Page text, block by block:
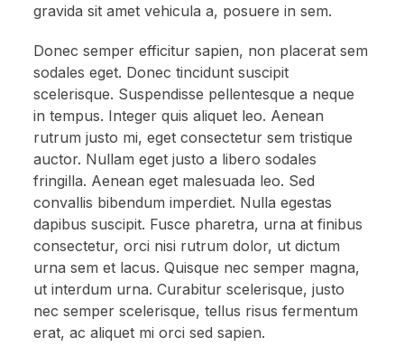
gravida sit amet vehicula a, posuere in sem.
Donec semper efficitur sapien, non placerat sem
sodales eget. Donec tincidunt suscipit
scelerisque. Suspendisse pellentesque a neque
in tempus. Integer quis aliquet leo. Aenean
rutrum justo mi, eget consectetur sem tristique
auctor. Nullam eget justo a libero sodales
fringilla. Aenean eget malesuada leo. Sed
convallis bibendum imperdiet. Nulla egestas
dapibus suscipit. Fusce pharetra, urna at finibus
consectetur, orci nisi rutrum dolor, ut dictum
urna sem et lacus. Quisque nec semper magna,
ut interdum urna. Curabitur scelerisque, justo
nec semper scelerisque, tellus risus fermentum
erat, ac aliquet mi orci sed sapien.